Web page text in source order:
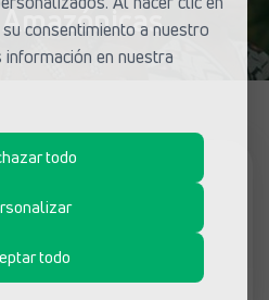
consentimiento a nuestro
en nuestra
todo
todo
Misionera
anual en formato